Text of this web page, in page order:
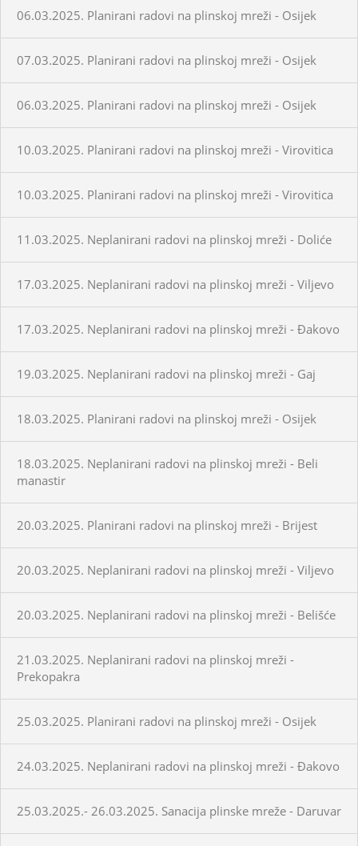
06.03.2025. Planirani radovi na plinskoj mreži - Osijek
07.03.2025. Planirani radovi na plinskoj mreži - Osijek
06.03.2025. Planirani radovi na plinskoj mreži - Osijek
10.03.2025. Planirani radovi na plinskoj mreži - Virovitica
10.03.2025. Planirani radovi na plinskoj mreži - Virovitica
11.03.2025. Neplanirani radovi na plinskoj mreži - Doliće
17.03.2025. Neplanirani radovi na plinskoj mreži - Viljevo
17.03.2025. Neplanirani radovi na plinskoj mreži - Đakovo
19.03.2025. Neplanirani radovi na plinskoj mreži - Gaj
18.03.2025. Planirani radovi na plinskoj mreži - Osijek
18.03.2025. Neplanirani radovi na plinskoj mreži - Beli
manastir
20.03.2025. Planirani radovi na plinskoj mreži - Brijest
20.03.2025. Neplanirani radovi na plinskoj mreži - Viljevo
20.03.2025. Neplanirani radovi na plinskoj mreži - Belišće
21.03.2025. Neplanirani radovi na plinskoj mreži -
Prekopakra
25.03.2025. Planirani radovi na plinskoj mreži - Osijek
24.03.2025. Neplanirani radovi na plinskoj mreži - Đakovo
25.03.2025.- 26.03.2025. Sanacija plinske mreže - Daruvar